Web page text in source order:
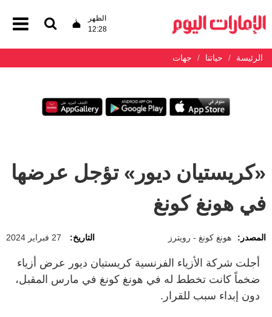
الظهر
12:28
الرئيسة حياتنا جهات
«كريستيان ديور» تؤجل عرضها
في هونغ كونغ
المصدر: هونغ كونغ - رويترز التاريخ: 27 فبراير 2024
أجلت شركة الأزياء الفرنسية كريستيان ديور عرض أزياء
ضخماً كانت تخطط له في هونغ كونغ في مارس المقبل،
دون إبداء سبب للقرار.